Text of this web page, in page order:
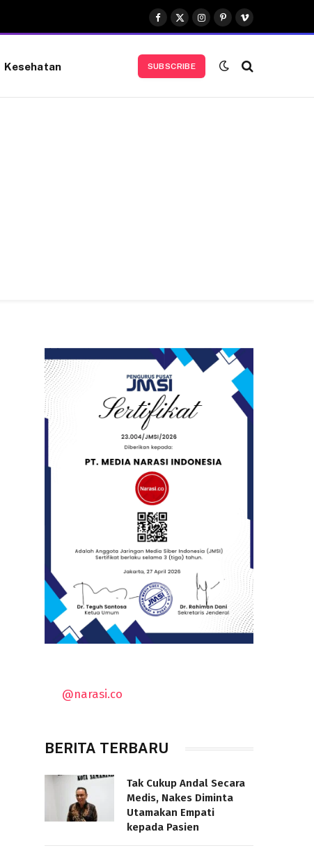
Facebook
X
(Twitter)
Instagram
Pinterest
Vimeo
Kesehatan SUBSCRIBE
@narasi.co
BERITA TERBARU
Tak Cukup Andal Secara
Medis, Nakes Diminta
Utamakan Empati
kepada Pasien